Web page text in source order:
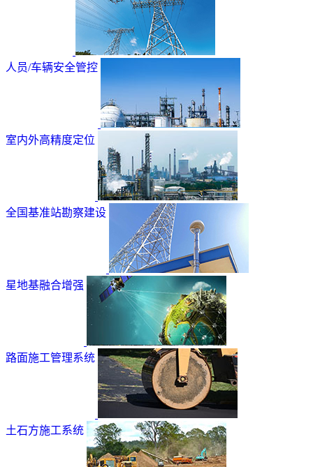
人员/车辆安全管控
室内外高精度定位
全国基准站勘察建设
星地基融合增强
路面施工管理系统
土石方施工系统